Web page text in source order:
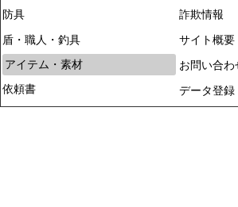
防具
盾・職人・釣具
アイテム・素材
依頼書
詐欺情報
サイト概要
お問い合わ
データ登録